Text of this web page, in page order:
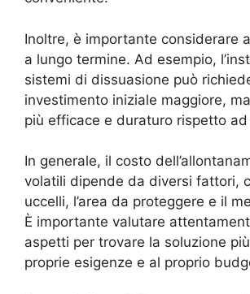
Inoltre, è importante considerare
a lungo termine. Ad esempio,
sistemi di dissuasione può
investimento iniziale maggiore,
più efficace e duraturo rispetto
In generale, il costo
volatili dipende da diversi fattori,
uccelli, l’area da proteggere e il
È importante valutare
aspetti per trovare la soluzione
proprie esigenze e al proprio